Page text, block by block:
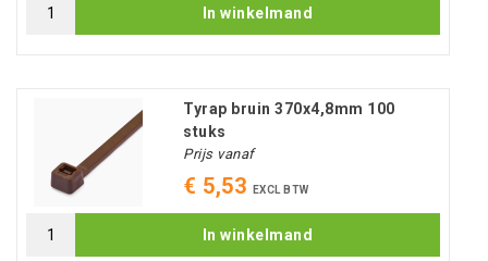
In winkelmand
Tyrap bruin 370x4,8mm 100
stuks
Prijs vanaf
€ 5,53 EXCL BTW
In winkelmand